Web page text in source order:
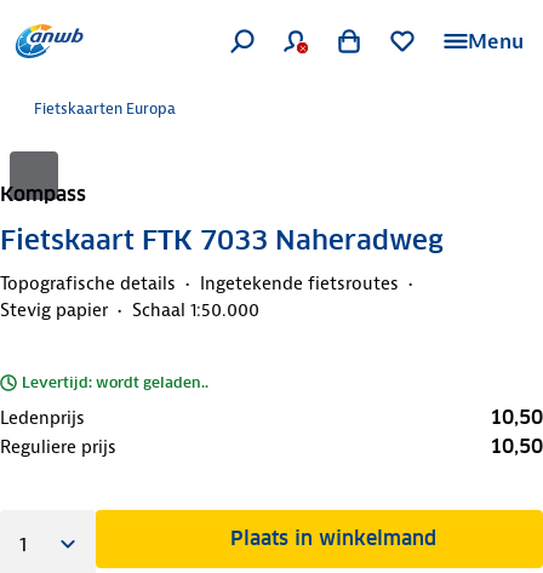
Menu
Fietskaarten Europa
Kompass
Fietskaart FTK 7033 Naheradweg
Topografische details
Ingetekende fietsroutes
Stevig papier
Schaal 1:50.000
Levertijd: wordt geladen..
Ledenprijs 10,50
Reguliere prijs 10,50
Plaats in winkelmand